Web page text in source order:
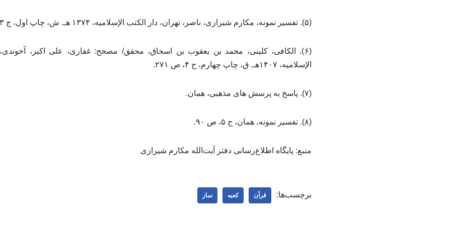
(۵). تفسیر نمونه، مکارم شیرازی، ناصر، تهران، دار الکتب الإسلامیه، ۱۳۷۴ هـ. ش، چاپ اول، ج ‌۳، ص ۹.
(۶). الکافی، کلینی، محمد بن یعقوب بن اسحاق، محقق/ مصحح: غفاری، علی اکبر،
الإسلامیه، ۱۴۰۷هـ. ق، چاپ چهارم، ج ۴، ص ۲۷۱.
(۷). پاسخ به پرسش های مذهبی، همان.
(۸). تفسیر نمونه، همان، ج ‌۵، ص ۹۰.
منبع: پایگاه اطلاع‌رسانی دفتر آیت‌الله مکارم شیرازی
برچسب‌ها: قرآن کعبه نماز